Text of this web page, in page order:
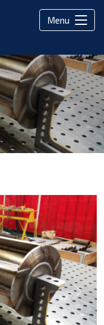
Menu
Next